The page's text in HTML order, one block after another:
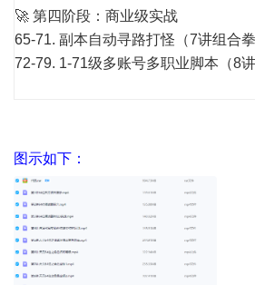
🚀 第四阶段：商业级实战
65-71. 副本自动寻路打怪（7讲组合拳
72-79. 1-71级多账号多职业脚本（8讲
图示如下：